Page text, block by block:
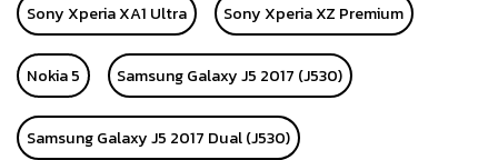
Sony Xperia XA1 Ultra Sony Xperia XZ Premium
Nokia 5 Samsung Galaxy J5 2017 (J530)
Samsung Galaxy J5 2017 Dual (J530)